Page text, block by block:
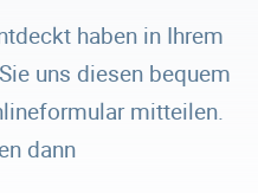
haben in Ihrem
uns diesen bequem
mitteilen.
dann